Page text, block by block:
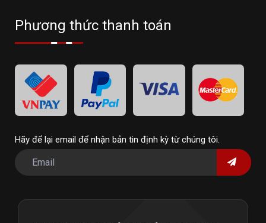
Phương thức thanh toán
Hãy để lại email để nhận bản tin định kỳ từ chúng tôi.